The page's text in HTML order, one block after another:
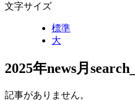
文字サイズ
標準
大
2025年news月
記事がありません。